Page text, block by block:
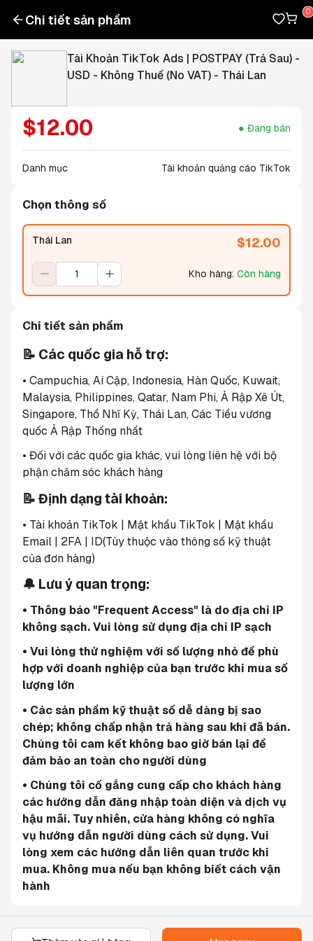
Chi tiết sản phẩm
Tài Khoản TikTok Ads | POSTPAY (Trả Sau) -
USD - Không Thuế (No VAT) - Thái Lan
$12.00 Đang bán
Danh mục Tài khoản quảng cáo TikTok
Chọn thông số
Thái Lan $12.00
Kho hàng: Còn hàng
Chi tiết sản phẩm
📝 Các quốc gia hỗ trợ:
• Campuchia, Ai Cập, Indonesia, Hàn Quốc, Kuwait,
Malaysia, Philippines, Qatar, Nam Phi, Ả Rập Xê Út,
Singapore, Thổ Nhĩ Kỳ, Thái Lan, Các Tiểu vương
quốc Ả Rập Thống nhất
• Đối với các quốc gia khác, vui lòng liên hệ với bộ
phận chăm sóc khách hàng
📝 Định dạng tài khoản:
• Tài khoản TikTok | Mật khẩu TikTok | Mật khẩu
Email | 2FA | ID(Tùy thuộc vào thông số kỹ thuật
của đơn hàng)
🔔 Lưu ý quan trọng:
• Thông báo "Frequent Access" là do địa chỉ IP
không sạch. Vui lòng sử dụng địa chỉ IP sạch
• Vui lòng thử nghiệm với số lượng nhỏ để phù
hợp với doanh nghiệp của bạn trước khi mua số
lượng lớn
• Các sản phẩm kỹ thuật số dễ dàng bị sao
chép; không chấp nhận trả hàng sau khi đã bán.
Chúng tôi cam kết không bao giờ bán lại để
đảm bảo an toàn cho người dùng
• Chúng tôi cố gắng cung cấp cho khách hàng
các hướng dẫn đăng nhập toàn diện và dịch vụ
hậu mãi. Tuy nhiên, cửa hàng không có nghĩa
vụ hướng dẫn người dùng cách sử dụng. Vui
lòng xem các hướng dẫn liên quan trước khi
mua. Không mua nếu bạn không biết cách vận
hành